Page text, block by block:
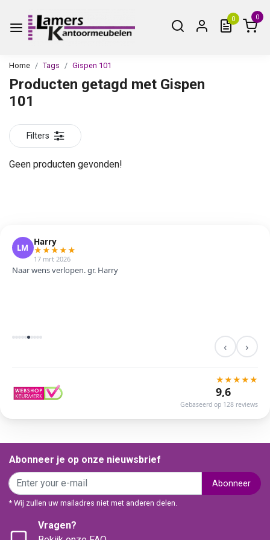
0 0
Home Tags Gispen 101
Producten getagd met Gispen
101
Filters
Geen producten gevonden!
LM
Harry
★★★★★
17 mrt 2026
Naar wens verlopen. gr. Harry
‹ ›
★★★★★
9,6
Gebaseerd op 128 reviews
Abonneer je op onze nieuwsbrief
Abonneer
* Wij zullen uw mailadres niet met anderen delen.
Vragen?